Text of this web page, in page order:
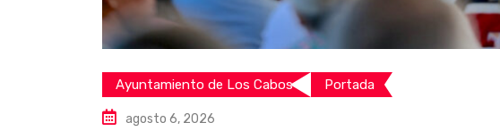
Ayuntamiento de Los Cabos Portada
agosto 6, 2026